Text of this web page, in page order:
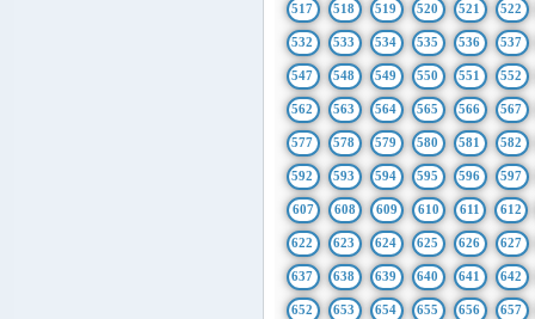
517 518 519 520 521 522
532 533 534 535 536 537
547 548 549 550 551 552
562 563 564 565 566 567
577 578 579 580 581 582
592 593 594 595 596 597
607 608 609 610 611 612
622 623 624 625 626 627
637 638 639 640 641 642
652 653 654 655 656 657